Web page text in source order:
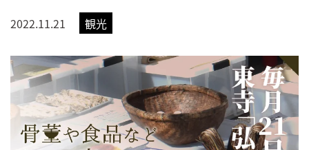
2022.11.21 観光